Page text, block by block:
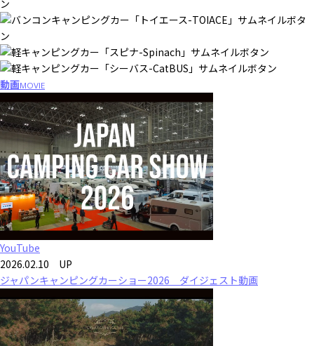
動画MOVIE
YouTube
2026.02.10 UP
ジャパンキャンピングカーショー2026 ダイジェスト動画